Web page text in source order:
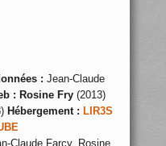
: Jean-Claude
: Rosine Fry(2013)
Hébergement : LIR3S
Claude Farcy, Rosine